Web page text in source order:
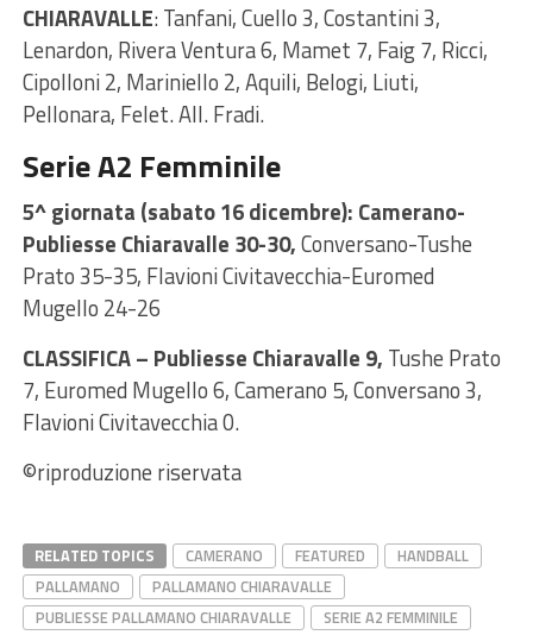
CHIARAVALLE: Tanfani, Cuello 3, Costantini 3,
Lenardon, Rivera Ventura 6, Mamet 7, Faig 7, Ricci,
Cipolloni 2, Mariniello 2, Aquili, Belogi, Liuti,
Pellonara, Felet. All. Fradi.
Serie A2 Femminile
5^ giornata (sabato 16 dicembre): Camerano-
Publiesse Chiaravalle 30-30,Conversano-Tushe
Prato 35-35, Flavioni Civitavecchia-Euromed
Mugello 24-26
CLASSIFICA – Publiesse Chiaravalle 9, Tushe Prato
7, Euromed Mugello 6, Camerano 5, Conversano 3,
Flavioni Civitavecchia 0.
©riproduzione riservata
RELATED TOPICS CAMERANO FEATURED
HANDBALL
PALLAMANO
PALLAMANO CHIARAVALLE
PUBLIESSE PALLAMANO CHIARAVALLE
SERIE A2 FEMMINILE